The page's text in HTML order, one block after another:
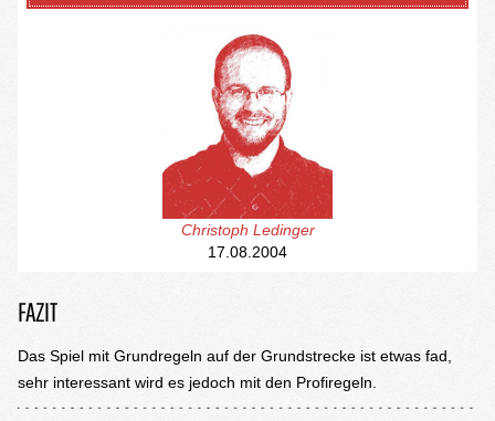
Christoph Ledinger
17.08.2004
FAZIT
Das Spiel mit Grundregeln auf der Grundstrecke ist etwas fad,
sehr interessant wird es jedoch mit den Profiregeln.